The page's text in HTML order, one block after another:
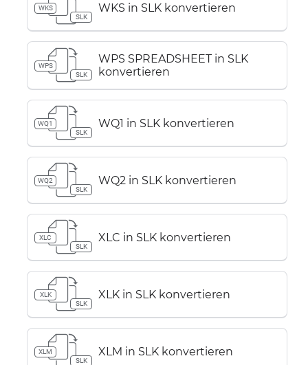
WKS
SLK
WKS in SLK konvertieren
WPS
SLK
WPS SPREADSHEET in SLK
konvertieren
WQ1
SLK
WQ1 in SLK konvertieren
WQ2
SLK
WQ2 in SLK konvertieren
XLC
SLK
XLC in SLK konvertieren
XLK
SLK
XLK in SLK konvertieren
XLM
SLK
XLM in SLK konvertieren